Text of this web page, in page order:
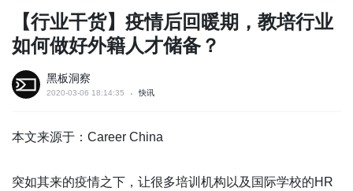
【行业干货】疫情后回暖期，教培行业
如何做好外籍人才储备？
黑板洞察
2020-03-06 18:14:35 快讯
本文来源于：Career China
突如其来的疫情之下，让很多培训机构以及国际学校的HR